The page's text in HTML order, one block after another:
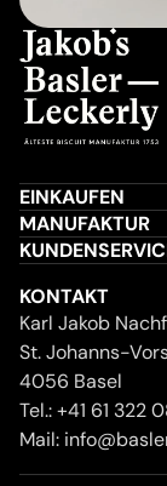
EINKAUFEN
MANUFAKTUR
KONTAKT
Karl Jakob
St. Johanns-
4056 Basel
Tel.:+41 61 322
Mail: